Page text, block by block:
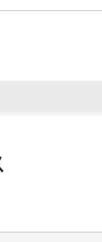
ダードプラン